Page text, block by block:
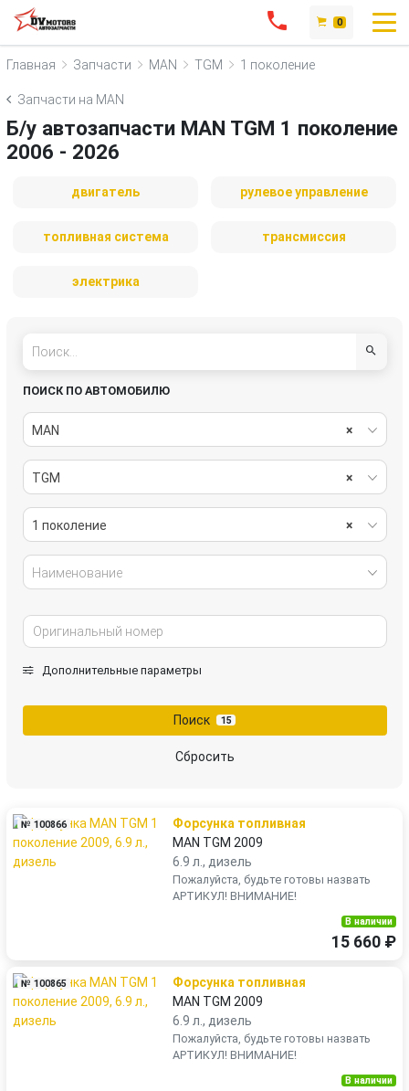
0
Главная Запчасти MAN TGM 1 поколение
Запчасти на MAN
Б/у автозапчасти MAN TGM 1 поколение
2006 - 2026
двигатель рулевое управление
топливная система трансмиссия
электрика
ПОИСК ПО АВТОМОБИЛЮ
×
MAN
×
TGM
×
1 поколение
Наименование
Дополнительные параметры
Поиск 15
Сбросить
№ 100866
Форсунка топливная
MAN TGM 2009
6.9 л., дизель
Пожалуйста, будьте готовы назвать
АРТИКУЛ! ВНИМАНИЕ!
В наличии
15 660 ₽
№ 100865
Форсунка топливная
MAN TGM 2009
6.9 л., дизель
Пожалуйста, будьте готовы назвать
АРТИКУЛ! ВНИМАНИЕ!
В наличии